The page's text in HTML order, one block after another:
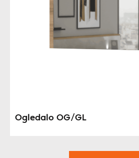
Ogledalo OG/GL